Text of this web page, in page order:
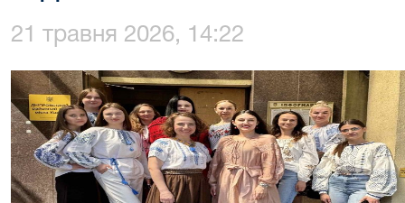
21 травня 2026, 14:22